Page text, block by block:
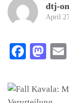
dtj-
April